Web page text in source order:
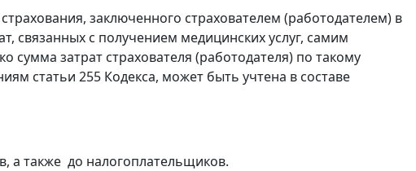
заключенного страхователем (работодателем) в
связанных с получением медицинских услуг, самим
сумма затрат страхователя (работодателя) по такому
статьи 255 Кодекса, может быть учтена в составе
а также до налогоплательщиков.